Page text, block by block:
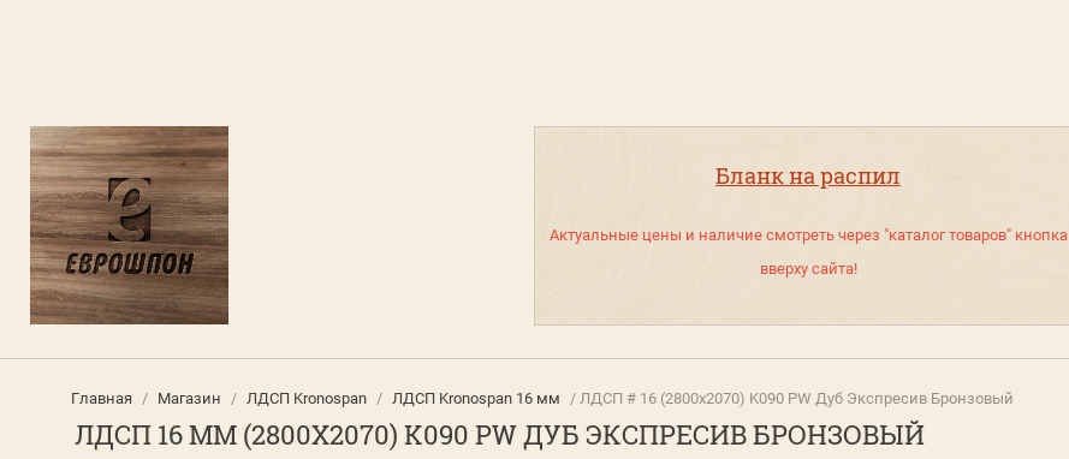
Бланк на распил
Актуальные цены и наличие смотреть через "каталог товаров" кнопка
вверху сайта!
Главная / Магазин / ЛДСП Kronospan / ЛДСП Kronospan 16 мм / ЛДСП # 16 (2800х2070) K090 PW Дуб Экспресив Бронзовый
ЛДСП 16 ММ (2800Х2070) K090 PW ДУБ ЭКСПРЕСИВ БРОНЗОВЫЙ